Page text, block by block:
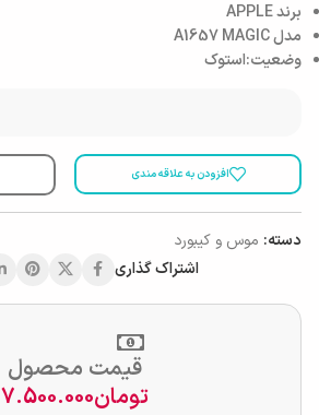
برند APPLE
مدل A1657 MAGIC
وضعیت:استوک
افزودن به علاقه مندی
دسته: موس و کیبورد
اشتراک گذاری
قیمت محصول
تومان7.500.000